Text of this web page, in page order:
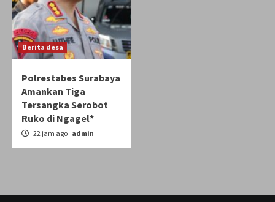
Berita desa
Polrestabes Surabaya
Amankan Tiga
Tersangka Serobot
Ruko di Ngagel*
22 jam ago admin